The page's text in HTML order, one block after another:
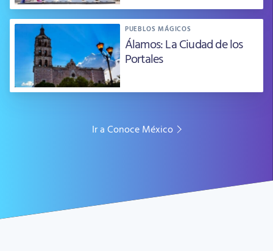
PUEBLOS MÁGICOS
Álamos: La Ciudad de los
Portales
Ir a Conoce México